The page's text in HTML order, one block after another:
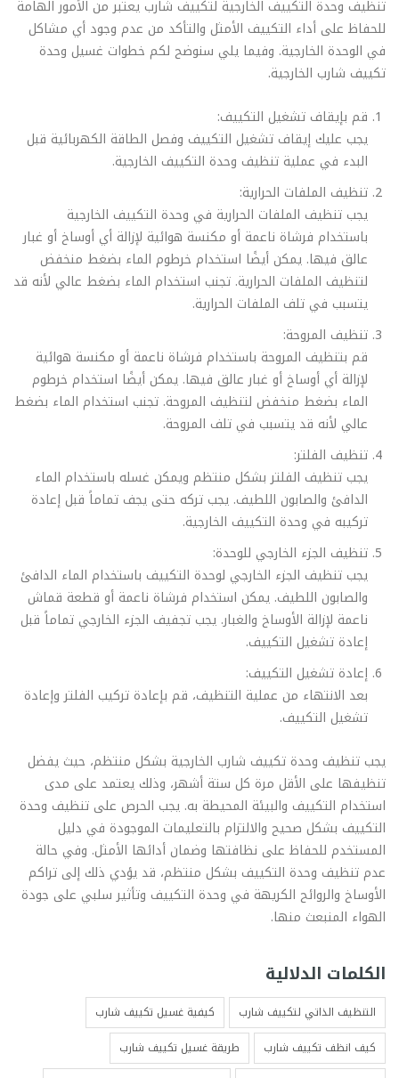
تنظيف وحدة التكييف الخارجية لتكييف شارب يعتبر من الأمور الهامة
للحفاظ على أداء التكييف الأمثل والتأكد من عدم وجود أي مشاكل
في الوحدة الخارجية. وفيما يلي سنوضح لكم خطوات غسيل وحدة
تكييف شارب الخارجية.
قم بإيقاف تشغيل التكييف:
يجب عليك إيقاف تشغيل التكييف وفصل الطاقة الكهربائية قبل
البدء في عملية تنظيف وحدة التكييف الخارجية.
تنظيف الملفات الحرارية:
يجب تنظيف الملفات الحرارية في وحدة التكييف الخارجية
باستخدام فرشاة ناعمة أو مكنسة هوائية لإزالة أي أوساخ أو غبار
عالق فيها. يمكن أيضًا استخدام خرطوم الماء بضغط منخفض
لتنظيف الملفات الحرارية. تجنب استخدام الماء بضغط عالي لأنه قد
يتسبب في تلف الملفات الحرارية.
تنظيف المروحة:
قم بتنظيف المروحة باستخدام فرشاة ناعمة أو مكنسة هوائية
لإزالة أي أوساخ أو غبار عالق فيها. يمكن أيضًا استخدام خرطوم
الماء بضغط منخفض لتنظيف المروحة. تجنب استخدام الماء بضغط
عالي لأنه قد يتسبب في تلف المروحة.
تنظيف الفلتر:
يجب تنظيف الفلتر بشكل منتظم ويمكن غسله باستخدام الماء
الدافئ والصابون اللطيف. يجب تركه حتى يجف تماماً قبل إعادة
تركيبه في وحدة التكييف الخارجية.
تنظيف الجزء الخارجي للوحدة:
يجب تنظيف الجزء الخارجي لوحدة التكييف باستخدام الماء الدافئ
والصابون اللطيف. يمكن استخدام فرشاة ناعمة أو قطعة قماش
ناعمة لإزالة الأوساخ والغبار. يجب تجفيف الجزء الخارجي تماماً قبل
إعادة تشغيل التكييف.
إعادة تشغيل التكييف:
بعد الانتهاء من عملية التنظيف، قم بإعادة تركيب الفلتر وإعادة
تشغيل التكييف.
يجب تنظيف وحدة تكييف شارب الخارجية بشكل منتظم، حيث يفضل
تنظيفها على الأقل مرة كل ستة أشهر، وذلك يعتمد على مدى
استخدام التكييف والبيئة المحيطة به. يجب الحرص على تنظيف وحدة
التكييف بشكل صحيح والالتزام بالتعليمات الموجودة في دليل
المستخدم للحفاظ على نظافتها وضمان أدائها الأمثل. وفي حالة
عدم تنظيف وحدة التكييف بشكل منتظم، قد يؤدي ذلك إلى تراكم
الأوساخ والروائح الكريهة في وحدة التكييف وتأثير سلبي على جودة
الهواء المنبعث منها.
الكلمات الدلالية
التنظيف الذاتي لتكييف شارب
كيفية غسيل تكييف شارب
كيف انظف تكييف شارب
طريقة غسيل تكييف شارب